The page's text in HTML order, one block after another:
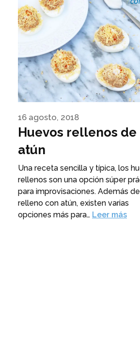
Huevos rellenos de
atún
16 agosto, 2018
Una receta sencilla y típica, los
rellenos son una opción súper
para improvisaciones. Además
relleno con atún, existen varias
opciones más para… Leer más